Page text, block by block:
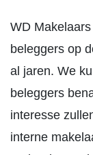
WD
beleggers op
al jaren. We
beleggers
interesse
interne